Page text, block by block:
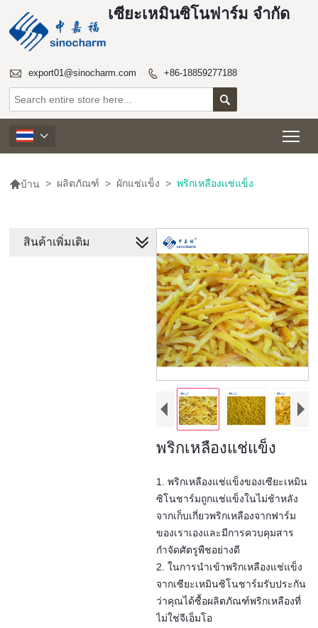
เซียะเหมินซิโนฟาร์ม จำกัด
 export01@sinocharm.com  +86-18859277188


บ้าน > ผลิตภัณฑ์ > ผักแช่แข็ง > พริกเหลืองแช่แข็ง
พริกเหลืองแช่แข็ง
1. พริกเหลืองแช่แข็งของเซียะเหมิน
ซิโนชาร์มถูกแช่แข็งในไม่ช้าหลัง
จากเก็บเกี่ยวพริกเหลืองจากฟาร์ม
ของเราเองและมีการควบคุมสาร
กำจัดศัตรูพืชอย่างดี
2. ในการนำเข้าพริกเหลืองแช่แข็ง
จากเซียะเหมินซิโนชาร์มรับประกัน
ว่าคุณได้ซื้อผลิตภัณฑ์พริกเหลืองที่
ไม่ใช่จีเอ็มโอ
สินค้าเพิ่มเติม